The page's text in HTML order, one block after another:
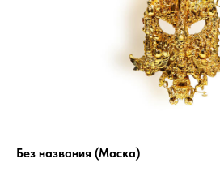
Без названия (Маска)